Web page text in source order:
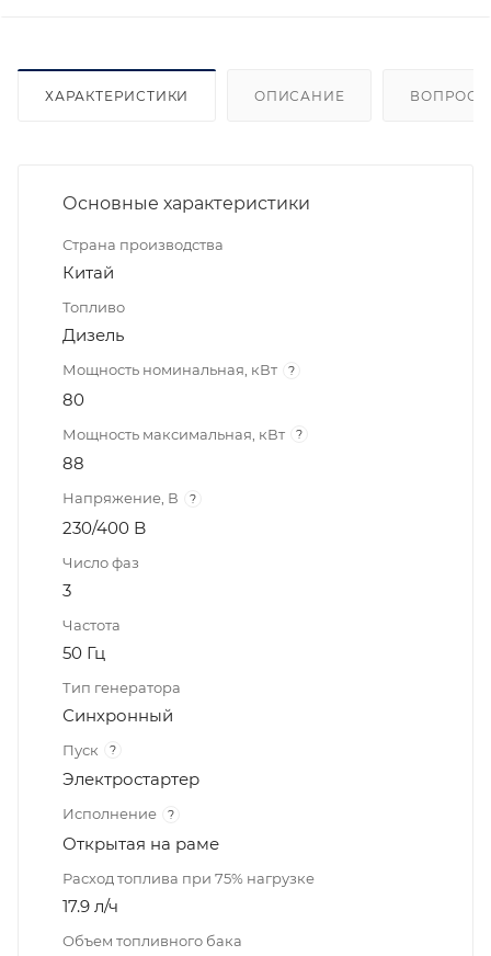
ХАРАКТЕРИСТИКИ ОПИСАНИЕ
Основные характеристики
Страна производства
Китай
Топливо
Дизель
Мощность номинальная, кВт ?
80
Мощность максимальная, кВт ?
88
Напряжение, В ?
230/400 B
Число фаз
3
Частота
50 Гц
Тип генератора
Синхронный
Пуск ?
Электростартер
Исполнение ?
Открытая на раме
Расход топлива при 75% нагрузке
17.9 л/ч
Объем топливного бака